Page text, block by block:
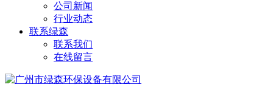
公司新闻
行业动态
联系绿森
联系我们
在线留言